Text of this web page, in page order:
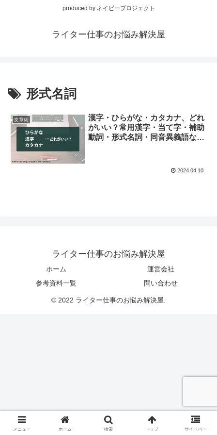
produced by ネイビープロジェクト
ライター仕事のお悩み解決屋
形式名詞
文章術
漢字・ひらがな・カタカナ、どれ
がいい？常用漢字・当て字・補助
動詞・形式名詞・同音異義語な
2024.04.10
ライター仕事のお悩み解決屋
ホーム
運営会社
参考資料一覧
問い合わせ
© 2022 ライター仕事のお悩み解決屋.
メニュー ホーム 検索 トップ サイドバー